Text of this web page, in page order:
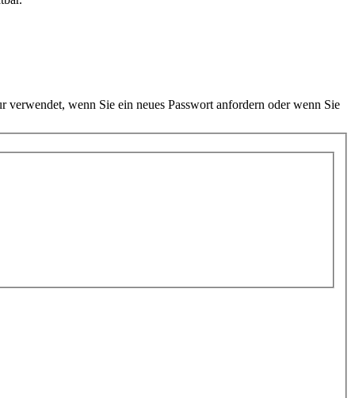
wenn Sie ein neues Passwort anfordern oder wenn Sie